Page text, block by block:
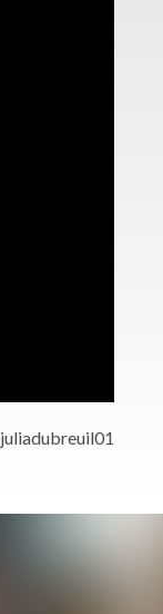
juliadubreuil01